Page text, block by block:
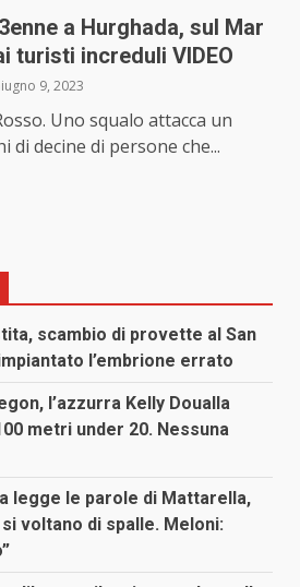
a Hurghada, sul Mar
turisti increduli VIDEO
9, 2023
Uno squalo attacca un
decine di persone che...
scambio di provette al San
l’embrione errato
l’azzurra Kelly Doualla
metri under 20. Nessuna
legge le parole di Mattarella,
voltano di spalle. Meloni: